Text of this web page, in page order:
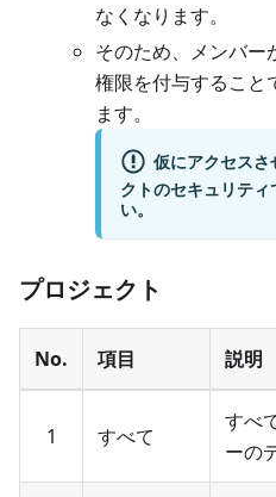
なくなります。
そのため、メンバー
権限を付与すること
ます。
仮にアクセスさ
クトのセキュリテ
い。
プロジェクト
No. 項目 説明
1 すべて
すべ
ーの